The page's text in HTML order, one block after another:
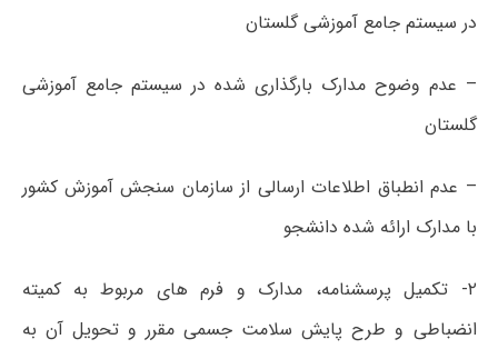
در سیستم جامع آموزشی گلستان
– عدم وضوح مدارک بارگذاری شده در سیستم جامع آموزشی
گلستان
– عدم انطباق اطلاعات ارسالی از سازمان سنجش آموزش کشور
با مدارک ارائه شده دانشجو
۲- تکمیل پرسشنامه، مدارک و فرم های مربوط به کمیته
انضباطی و طرح پایش سلامت جسمی مقرر و تحویل آن به